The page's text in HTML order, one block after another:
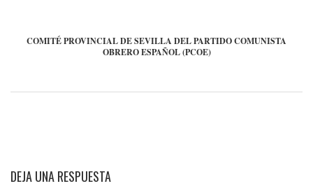
COMITÉ PROVINCIAL DE SEVILLA DEL PARTIDO COMUNISTA
OBRERO ESPAÑOL (PCOE)
DEJA UNA RESPUESTA